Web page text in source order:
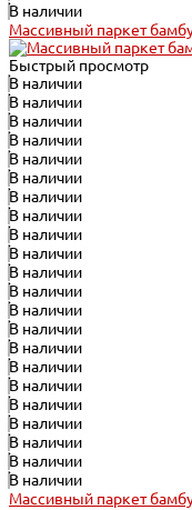
В наличии
Массивный паркет
Быстрый просмотр
В наличии
В наличии
В наличии
В наличии
В наличии
В наличии
В наличии
В наличии
В наличии
В наличии
В наличии
В наличии
В наличии
В наличии
В наличии
В наличии
В наличии
В наличии
В наличии
В наличии
В наличии
В наличии
Массивный паркет